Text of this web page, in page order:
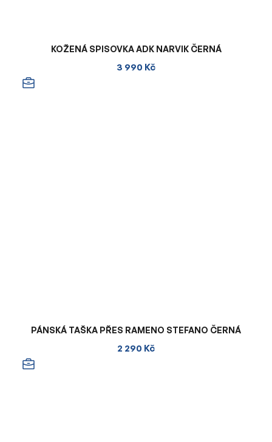
KOŽENÁ SPISOVKA ADK NARVIK ČERNÁ
3 990 Kč
PÁNSKÁ TAŠKA PŘES RAMENO STEFANO ČERNÁ
2 290 Kč